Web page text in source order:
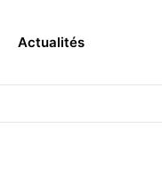
Actualités